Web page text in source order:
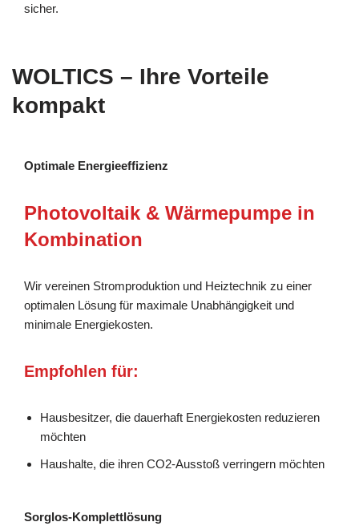
sicher.
WOLTICS – Ihre Vorteile
kompakt
Optimale Energieeffizienz
Photovoltaik & Wärmepumpe in
Kombination
Wir vereinen Stromproduktion und Heiztechnik zu einer
optimalen Lösung für maximale Unabhängigkeit und
minimale Energiekosten.
Empfohlen für:
Hausbesitzer, die dauerhaft Energiekosten reduzieren
möchten
Haushalte, die ihren CO2-Ausstoß verringern möchten
Sorglos-Komplettlösung